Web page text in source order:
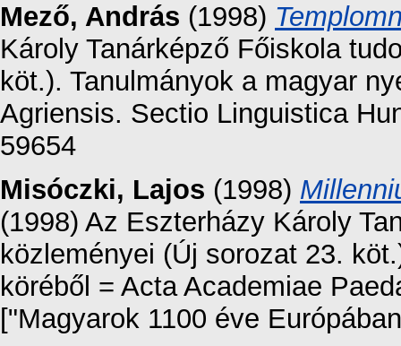
Mező, András (1998)
Károly Tanárképző Főiskola
köt.). Tanulmányok a magyar
Agriensis. Sectio Linguistica
59654
Misóczki, Lajos (1998)
(1998) Az Eszterházy Károly
közleményei (Új sorozat 23.
köréből = Acta Academiae
["Magyarok 1100 éve